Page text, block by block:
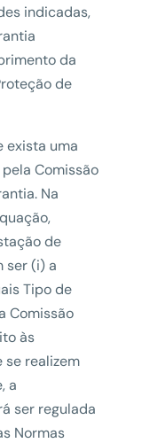
indicadas,
da
de
exista uma
Comissão
Na
de
ser (i) a
Tipo de
Comissão
às
realizem
a
ser regulada
Normas